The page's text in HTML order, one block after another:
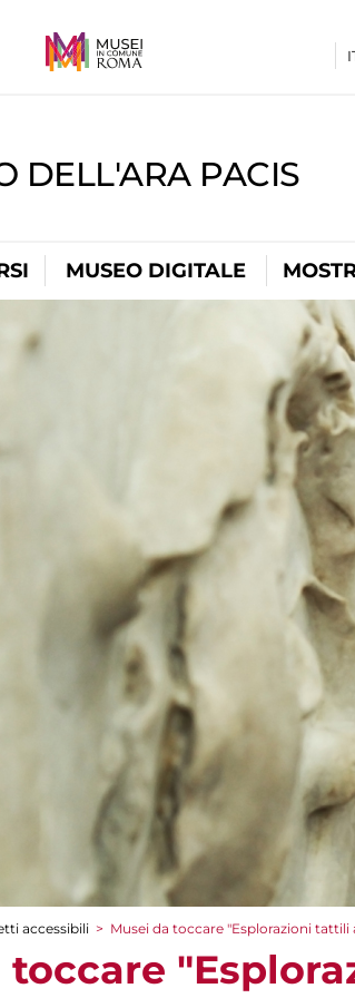
DELL'ARA PACIS
MUSEO DIGITALE
accessibili > Musei da toccare "Esplorazioni tattili
toccare